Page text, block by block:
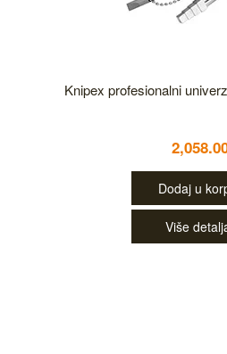
Knipex profesionalni
Dodaj u
Više